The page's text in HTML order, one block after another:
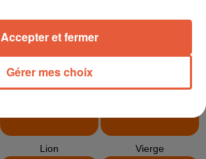
Lion Vierge
Gérer mes choix
Accepter et fermer